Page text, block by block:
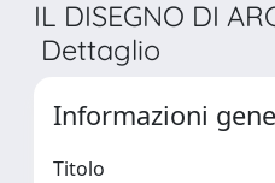
IL DISEGNO DI
Dettaglio
Informazioni
Titolo